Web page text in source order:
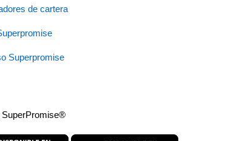
de cartera
Superpromise
SuperPromise®